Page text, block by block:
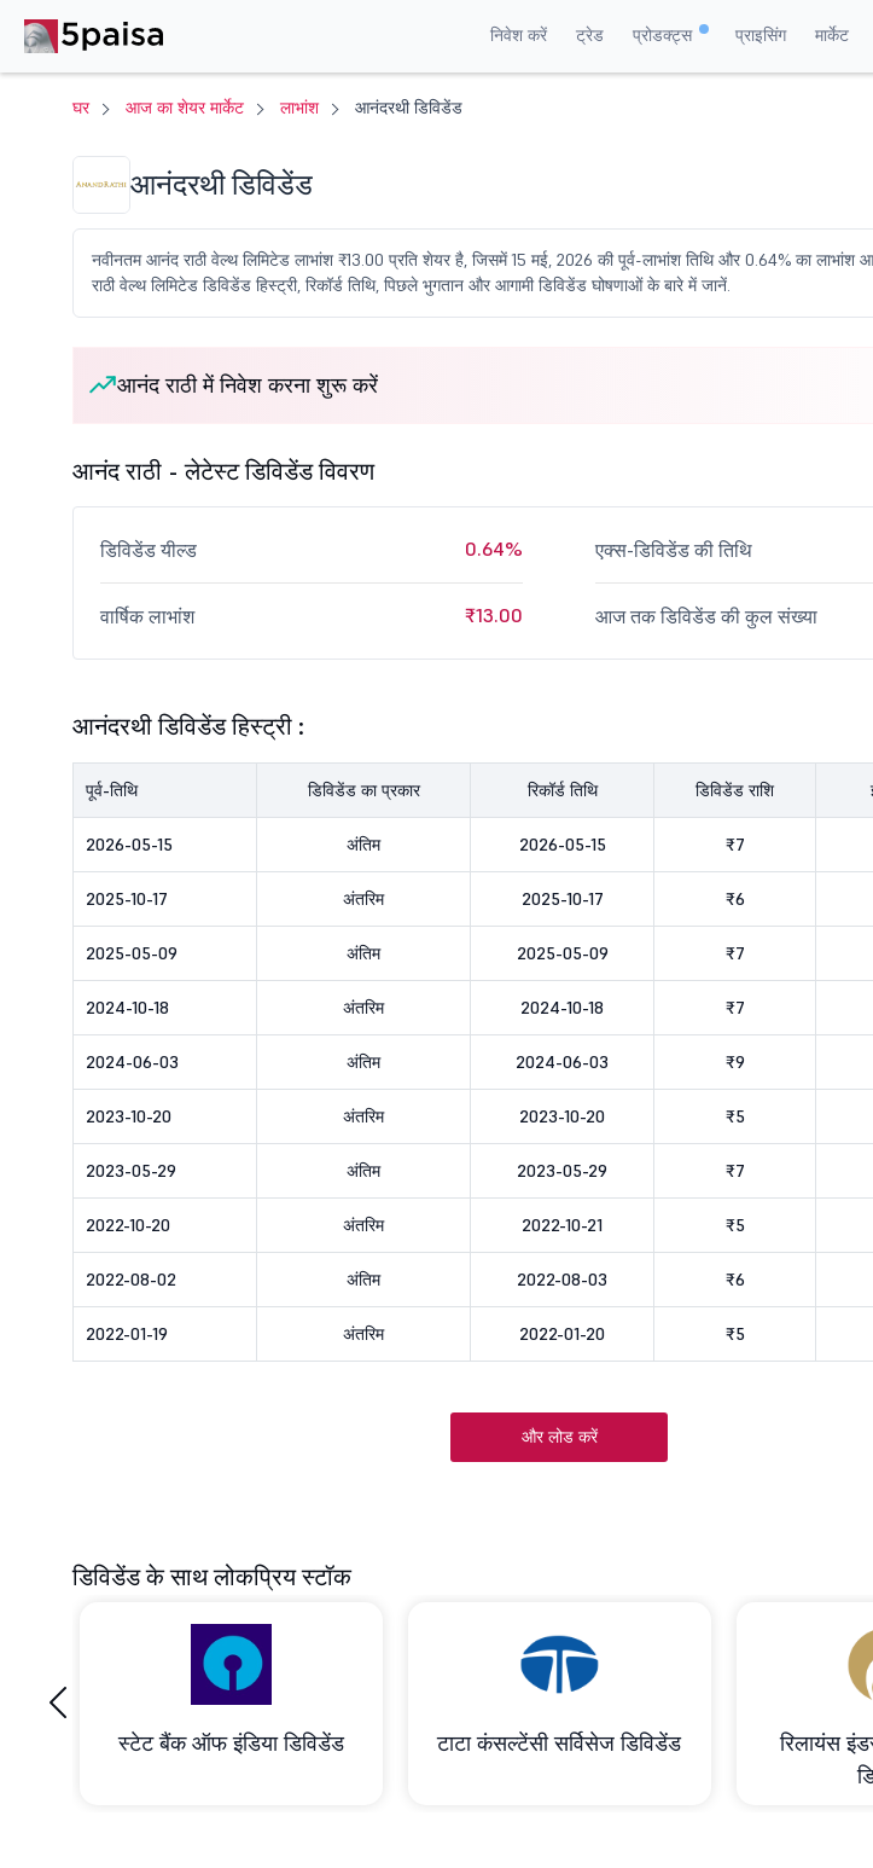
निवेश करें ट्रेड प्रोडक्ट्स प्राइसिंग मार्केट
घर आज का शेयर मार्केट लाभांश आनंदरथी डिविडेंड
आनंदरथी डिविडेंड
नवीनतम आनंद राठी वेल्थ लिमिटेड लाभांश ₹13.00 प्रति शेयर है, जिसमें 15 मई, 2026 की पूर्व-लाभांश तिथि और 0.64% का
राठी वेल्थ लिमिटेड डिविडेंड हिस्ट्री, रिकॉर्ड तिथि, पिछले भुगतान और आगामी डिविडेंड घोषणाओं के बारे में जानें.
आनंद राठी में निवेश करना शुरू करें
आनंद राठी - लेटेस्ट डिविडेंड विवरण
डिविडेंड यील्ड 0.64%
वार्षिक लाभांश ₹13.00
एक्स-डिविडेंड की तिथि
आज तक डिविडेंड की कुल संख्या
आनंदरथी डिविडेंड हिस्ट्री :
पूर्व-तिथि डिविडेंड का प्रकार रिकॉर्ड तिथि डिविडेंड राशि
2026-05-15 अंतिम 2026-05-15 ₹7
2025-10-17 अंतरिम 2025-10-17 ₹6
2025-05-09 अंतिम 2025-05-09 ₹7
2024-10-18 अंतरिम 2024-10-18 ₹7
2024-06-03 अंतिम 2024-06-03 ₹9
2023-10-20 अंतरिम 2023-10-20 ₹5
2023-05-29 अंतिम 2023-05-29 ₹7
2022-10-20 अंतरिम 2022-10-21 ₹5
2022-08-02 अंतिम 2022-08-03 ₹6
2022-01-19 अंतरिम 2022-01-20 ₹5
और लोड करें
डिविडेंड के साथ लोकप्रिय स्टॉक
स्टेट बैंक ऑफ इंडिया डिविडेंड टाटा कंसल्टेंसी सर्विसेज डिविडेंड
रिलायंस
‹